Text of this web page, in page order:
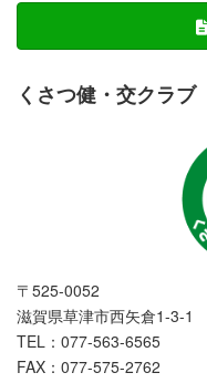
くさつ健・交クラブ
〒525-0052
滋賀県草津市西矢倉1-3-1
TEL：077-563-6565
FAX：077-575-2762